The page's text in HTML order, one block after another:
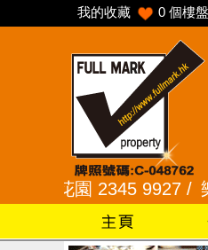
我的收藏 0 個樓盤
園 2345 9927 / 樂富